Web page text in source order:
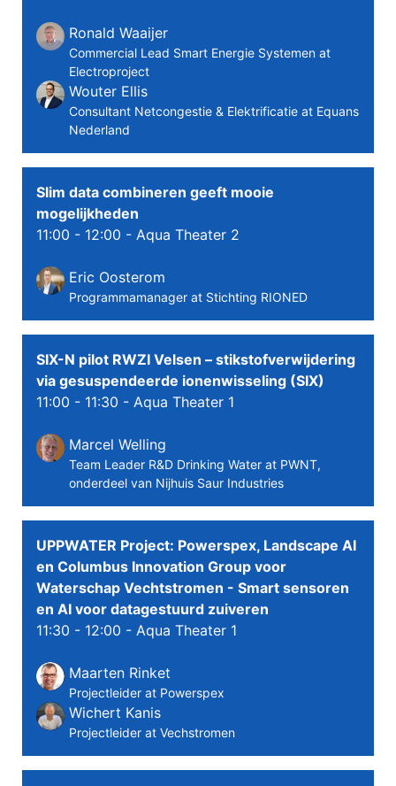
Ronald Waaijer
Commercial Lead Smart Energie Systemen at
Electroproject
Wouter Ellis
Consultant Netcongestie & Elektrificatie at Equans
Nederland
Slim data combineren geeft mooie
mogelijkheden
11:00 - 12:00 - Aqua Theater 2
Eric Oosterom
Programmamanager at Stichting RIONED
SIX-N pilot RWZI Velsen – stikstofverwijdering
via gesuspendeerde ionenwisseling (SIX)
11:00 - 11:30 - Aqua Theater 1
Marcel Welling
Team Leader R&D Drinking Water at PWNT,
onderdeel van Nijhuis Saur Industries
UPPWATER Project: Powerspex, Landscape AI
en Columbus Innovation Group voor
Waterschap Vechtstromen - Smart sensoren
en AI voor datagestuurd zuiveren
11:30 - 12:00 - Aqua Theater 1
Maarten Rinket
Projectleider at Powerspex
Wichert Kanis
Projectleider at Vechstromen